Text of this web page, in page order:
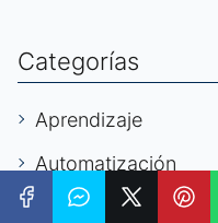
Categorías
Aprendizaje
Automatización
Autónomos